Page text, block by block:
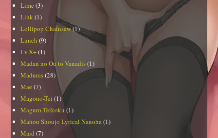
Lime (3)
Link (1)
Lollipop Chainsaw(1)
Lunch (9)
Lv.X+(1)
Madan no Ou to Vanadis(1)
Maduras(28)
Mae (7)
Magono-Tei (1)
Maguro Teikoku(1)
Mahou Shoujo Lyrical Nanoha (1)
Maid (7)